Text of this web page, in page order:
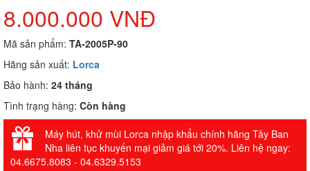
8.000.000 VNĐ
Mã sản phẩm: TA-2005P-90
Hãng sản xuất: Lorca
Bảo hành: 24 tháng
Tình trạng hàng: Còn hàng
Máy hút, khử mùi Lorca nhập khẩu chính hãng Tây Ban
Nha liên tục khuyến mại giảm giá tới 20%. Liên hệ ngay:
04.6675.8083 - 04.6329.5153